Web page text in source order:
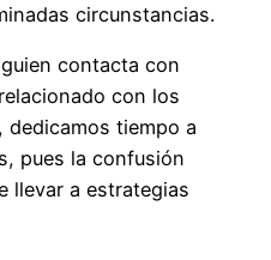
circunstancias.
contacta con
con los
dedicamos tiempo a
pues la confusión
llevar a estrategias